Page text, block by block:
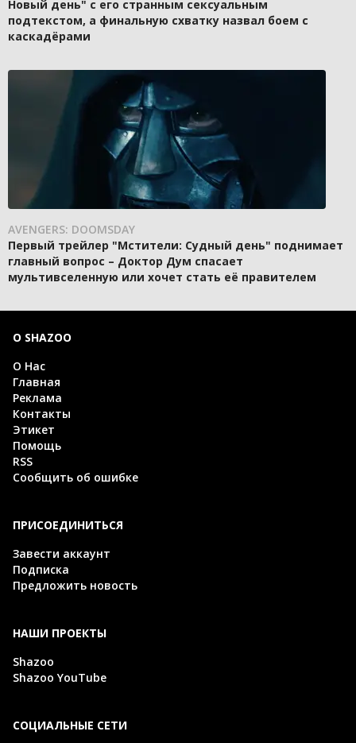
Новый день" с его странным сексуальным
подтекстом, а финальную схватку назвал боем с
каскадёрами
AVENGERS: DOOMSDAY
Первый трейлер "Мстители: Судный день" поднимает
главный вопрос – Доктор Дум спасает
мультивселенную или хочет стать её правителем
О SHAZOO
О Нас
Главная
Реклама
Контакты
Этикет
Помощь
RSS
Сообщить об ошибке
ПРИСОЕДИНИТЬСЯ
Завести аккаунт
Подписка
Предложить новость
НАШИ ПРОЕКТЫ
Shazoo
Shazoo YouTube
СОЦИАЛЬНЫЕ СЕТИ